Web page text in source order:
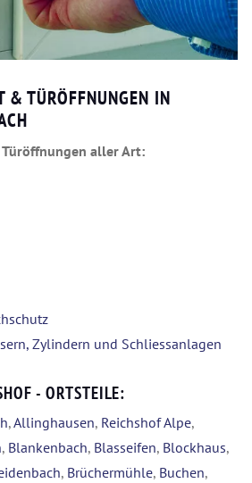
& TÜRÖFFNUNGEN IN
Türöffnungen aller Art:
Zylindern und Schliessanlagen
- ORTSTEILE:
,Allinghausen, Reichshof Alpe,
, Blankenbach, Blasseifen, Blockhaus,
, Brüchermühle, Buchen,